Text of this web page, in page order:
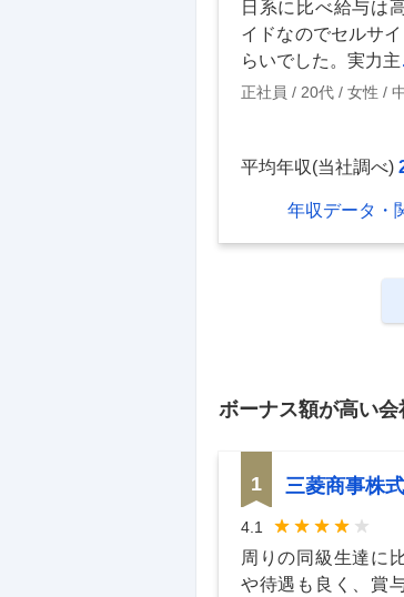
日系に比べ給与は
イドなのでセルサ
らいでした。実力主
正社員 20代 女性
平均年収(当社調べ)
年収データ・
ボーナス額が高い
1 三菱商事株
4.1
周りの同級生達に
や待遇も良く、賞